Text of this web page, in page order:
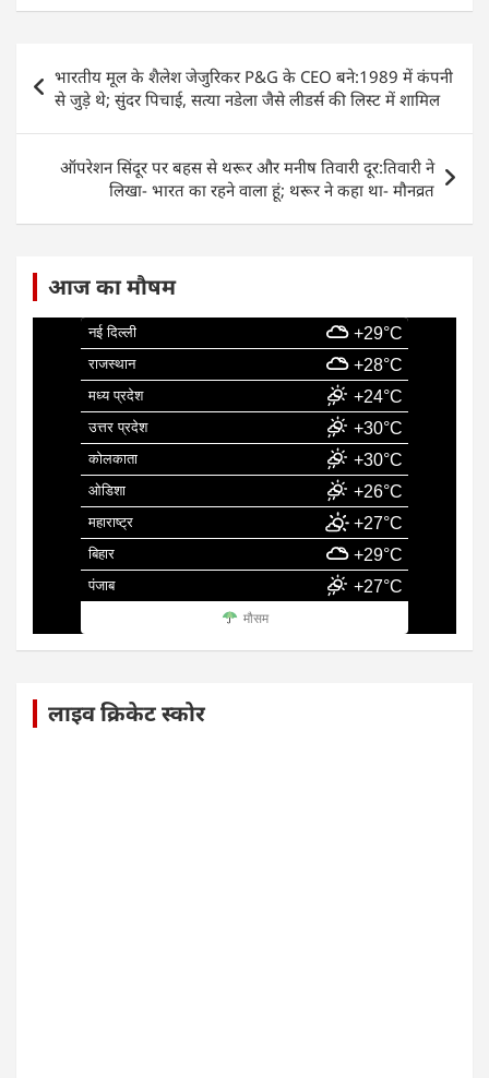
c
e
b
o
o
at
s
A
p
p
k
e
dI
n
ai
l
ar
e
navigation
भारतीय मूल के शैलेश जेजुरिकर P&G के CEO बने:1989 में कंपनी
से जुड़े थे; सुंदर पिचाई, सत्या नडेला जैसे लीडर्स की लिस्ट में शामिल
ऑपरेशन सिंदूर पर बहस से थरूर और मनीष तिवारी दूर:तिवारी ने
लिखा- भारत का रहने वाला हूं; थरूर ने कहा था- मौनव्रत
आज का मौषम
नई दिल्ली +29°C
राजस्थान +28°C
मध्य प्रदेश +24°C
उत्तर प्रदेश +30°C
कोलकाता +30°C
ओडिशा +26°C
महाराष्ट्र +27°C
बिहार +29°C
पंजाब +27°C
मौसम
लाइव क्रिकेट स्कोर